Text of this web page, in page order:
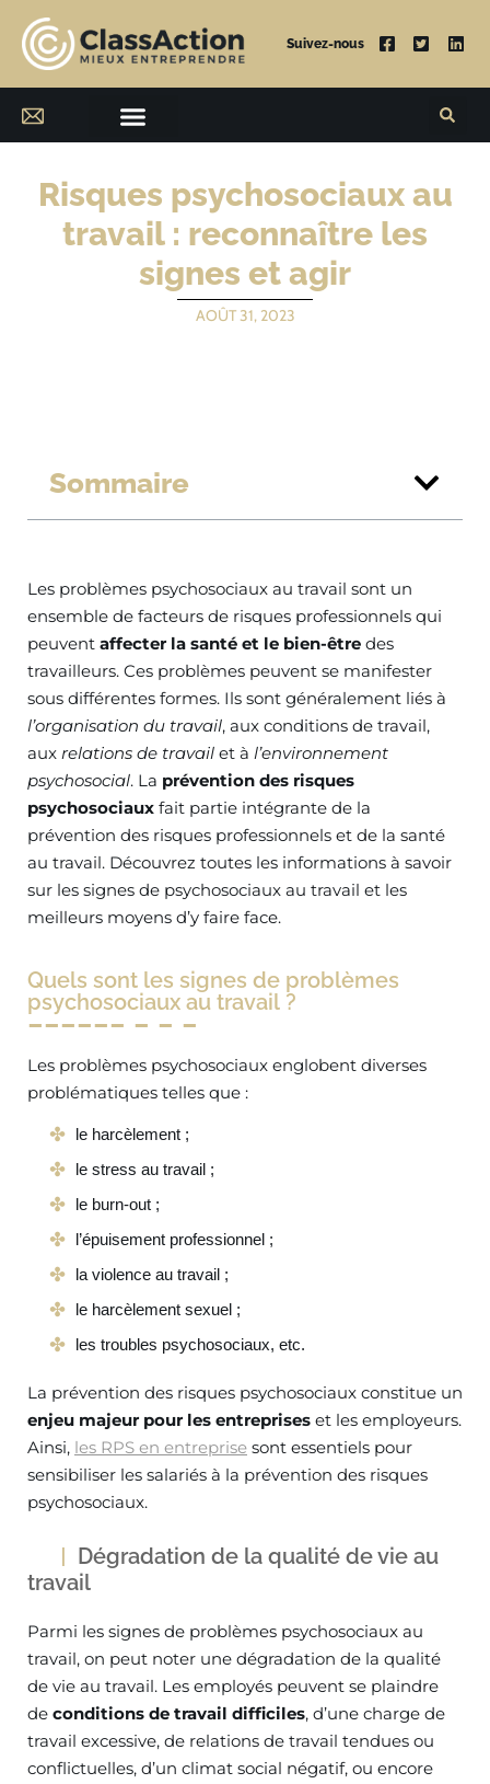
Suivez-nous
Risques psychosociaux au
travail : reconnaître les
signes et agir
AOÛT 31, 2023
Sommaire
Les problèmes psychosociaux au travail sont un
ensemble de facteurs de risques professionnels qui
peuvent affecter la santé et le bien-être des
travailleurs. Ces problèmes peuvent se manifester
sous différentes formes. Ils sont généralement liés à
l’organisation du travail, aux conditions de travail,
aux relations de travail et à l’environnement
psychosocial. La prévention des risques
psychosociaux fait partie intégrante de la
prévention des risques professionnels et de la santé
au travail. Découvrez toutes les informations à savoir
sur les signes de psychosociaux au travail et les
meilleurs moyens d’y faire face.
Quels sont les signes de problèmes
psychosociaux au travail ?
Les problèmes psychosociaux englobent diverses
problématiques telles que :
le harcèlement ;
le stress au travail ;
le burn-out ;
l’épuisement professionnel ;
la violence au travail ;
le harcèlement sexuel ;
les troubles psychosociaux, etc.
La prévention des risques psychosociaux constitue un
enjeu majeur pour les entreprises et les employeurs.
Ainsi, les RPS en entreprise sont essentiels pour
sensibiliser les salariés à la prévention des risques
psychosociaux.
Dégradation de la qualité de vie au
travail
Parmi les signes de problèmes psychosociaux au
travail, on peut noter une dégradation de la qualité
de vie au travail. Les employés peuvent se plaindre
de conditions de travail difficiles, d’une charge de
travail excessive, de relations de travail tendues ou
conflictuelles, d’un climat social négatif, ou encore